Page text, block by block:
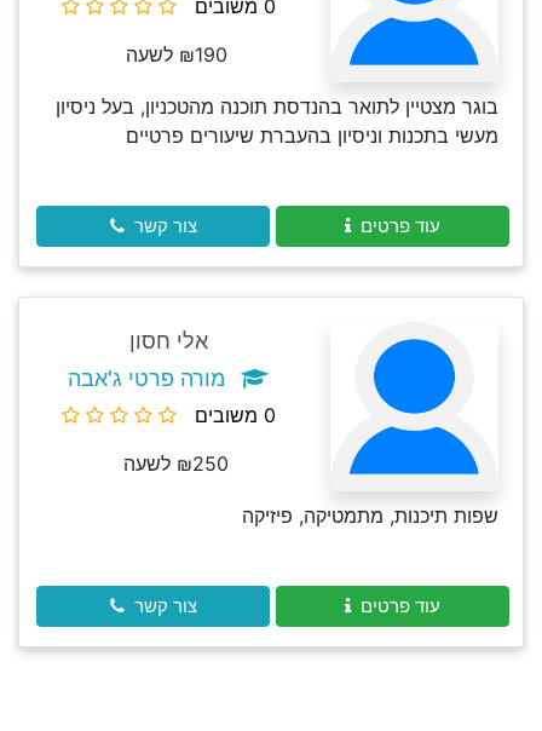
0 משובים
₪190 לשעה
בוגר מצטיין לתואר בהנדסת תוכנה מהטכניון, בעל ניסיון
מעשי בתכנות וניסיון בהעברת שיעורים פרטיים
עוד פרטים צור קשר
אלי חסון
מורה פרטי ג'אבה
0 משובים
₪250 לשעה
שפות תיכנות, מתמטיקה, פיזיקה
עוד פרטים צור קשר